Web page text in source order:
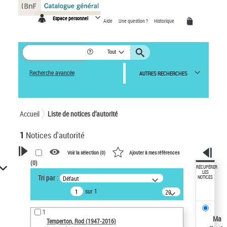
Espace personnel Aide Une question ? Historique
Tout
Recherche avancée AUTRES RECHERCHES
Accueil Liste de notices d’autorité
1 Notices d'autorité
VOTRE RECHERCHE
Recherche avancée dans les
notices d’autorité
Œuvres liées à l'auteur :
Temperton, Rod (1947-2016)
Voir la sélection (0) Ajouter à mes références
(0)
Tri par : Défaut
sur 1
20
résultats/page
1
Temperton, Rod (1947-2016)
RÉCUPÉRER
LES
NOTICES
Ma
Panneau de gestion des cookies